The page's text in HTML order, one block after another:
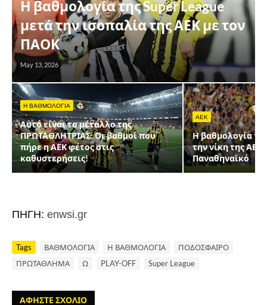
Η βαθμολογία της Super League
μετά την ισοπαλία της ΑΕΚ με τον
ΠΑΟΚ
May 13, 2026
Η ΒΑΘΜΟΛΟΓΙΑ
Αυτό είναι το μέταλλο της
ΠΡΩΤΑΘΛΗΤΡΙΑΣ: Οι βαθμοί που
πήρε η ΑΕΚ φέτος στις
καθυστερήσεις!
AEK
Η βαθμολογία
την νίκη της ΑΕΚ
Παναθηναϊκό
ΠΗΓΗ: enwsi.gr
Tags ΒΑΘΜΟΛΟΓΙΑ Η ΒΑΘΜΟΛΟΓΙΑ
ΠΟΔΟΣΦΑΙΡΟ
ΠΡΩΤΑΘΛΗΜΑ
Ω PLAY-OFF Super League
ΑΦΗΣΤΕ ΣΧΟΛΙΟ